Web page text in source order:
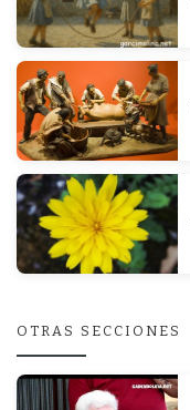
OTRAS SECCIONES